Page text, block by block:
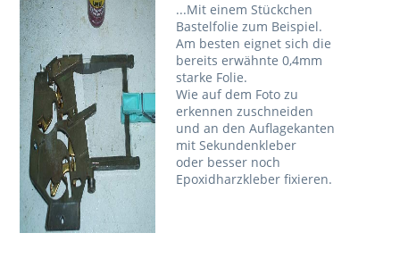
...Mit einem Stückchen
Bastelfolie zum Beispiel.
Am besten eignet sich die
bereits erwähnte 0,4mm
starke Folie.
Wie auf dem Foto zu
erkennen zuschneiden
und an den Auflagekanten
mit Sekundenkleber
oder besser noch
Epoxidharzkleber fixieren.